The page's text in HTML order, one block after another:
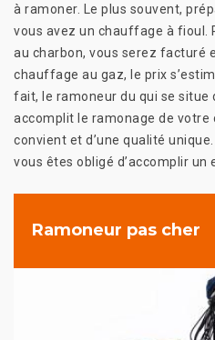
à ramoner. Le plus souvent,
vous avez un chauffage à fioul.
au charbon, vous serez facturé
chauffage au gaz, le prix
fait, le ramoneur du qui se situe
accomplit le ramonage de votre
convient et d’une qualité
vous êtes obligé d’accomplir un
Ramoneur pas cher